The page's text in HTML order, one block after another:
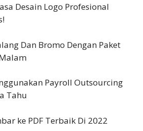
Desain Logo Profesional
Dan Bromo Dengan Paket
Payroll Outsourcing
Tahu
ke PDF Terbaik Di 2022